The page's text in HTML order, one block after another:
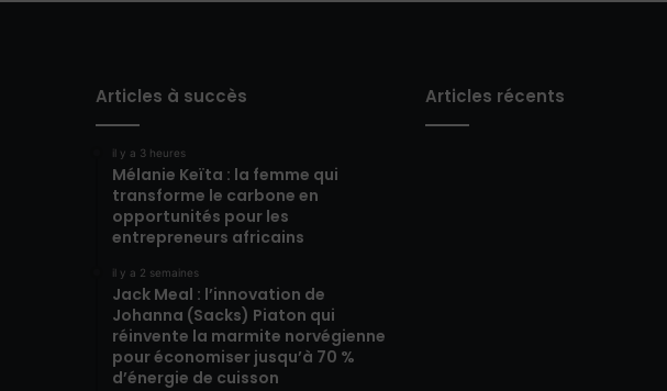
Articles à succès
il y a 3 heures
Mélanie Keïta : la femme qui
transforme le carbone en
opportunités pour les
entrepreneurs africains
il y a 2 semaines
Jack Meal : l’innovation de
Johanna (Sacks) Piaton qui
réinvente la marmite norvégienne
pour économiser jusqu’à 70 %
d’énergie de cuisson
Articles récents